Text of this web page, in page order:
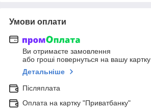
Умови оплати
Ви отримаєте замовлення
або гроші повернуться на вашу картку
Детальніше
Післяплата
Оплата на картку "Приватбанку"